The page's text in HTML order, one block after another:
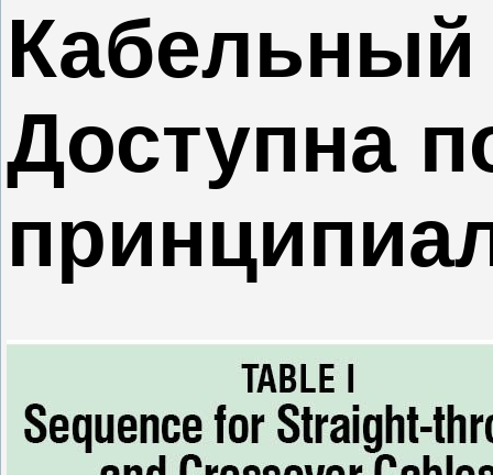
Кабельный
Доступна